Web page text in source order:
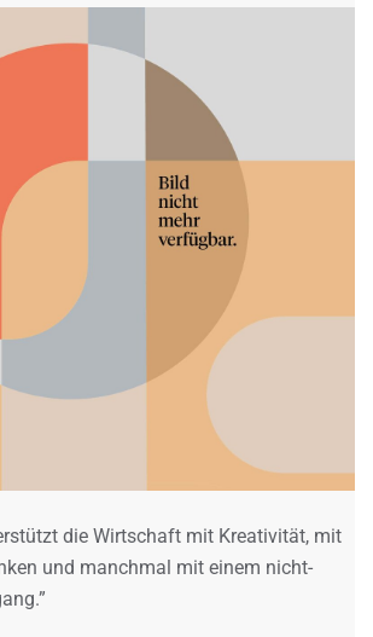
die Wirtschaft mit Kreativität, mit
und manchmal mit einem nicht-